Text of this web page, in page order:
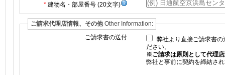
建物名・部屋番号 (20文字)
ご請求代理店情報、その他Other Information:
ご請求書の送付
弊社より直接ご請求書
ださい。
※ご請求は原則として代理
弊社と事前に契約を締結さ